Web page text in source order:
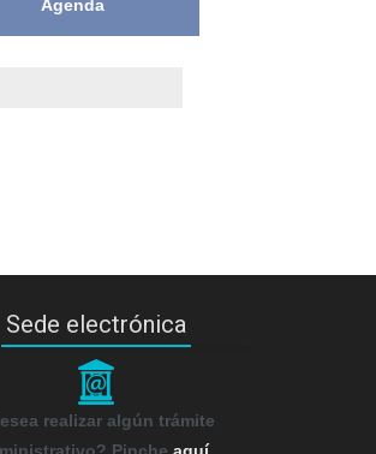
Agenda
Sede electrónica
_
realizar algún trámite